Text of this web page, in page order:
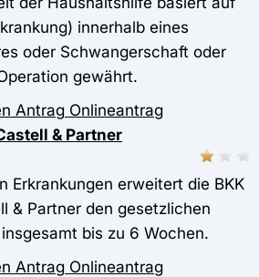
innerhalb eines
oder Schwangerschaft oder
gewährt.
Antrag Onlineantrag
& Partner
Erkrankungen erweitert die BKK
& Partner den gesetzlichen
bis zu 6 Wochen.
Antrag Onlineantrag